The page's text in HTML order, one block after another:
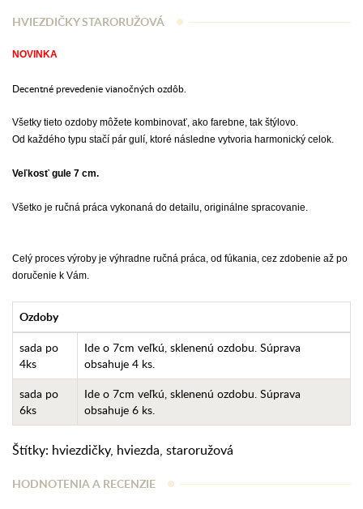
HVIEZDIČKY STARORUŽOVÁ
NOVINKA
Decentné prevedenie vianočných ozdôb.
Všetky tieto ozdoby môžete kombinovať, ako farebne, tak štýlovo.
Od každého typu stačí pár gulí, ktoré následne vytvoria harmonický celok.
Veľkosť gule 7 cm.
Všetko je ručná práca vykonaná do detailu, originálne spracovanie.
Celý proces výroby je výhradne ručná práca, od fúkania, cez zdobenie až po
doručenie k Vám.
Ozdoby
sada po
4ks
Ide o 7cm veľkú, sklenenú ozdobu. Súprava
obsahuje 4 ks.
sada po
6ks
Ide o 7cm veľkú, sklenenú ozdobu. Súprava
obsahuje 6 ks.
Štítky: hviezdičky, hviezda, staroružová
HODNOTENIA A RECENZIE